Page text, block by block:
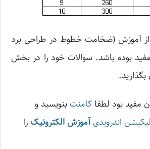
از آموزش (ضخامت خطوط در طراحی برد
مفید بوده باشد. سوالات خود را در بخش
مفید بود لطفاکامنت بنویسید و
اندرویدیآموزش الکترونیک را